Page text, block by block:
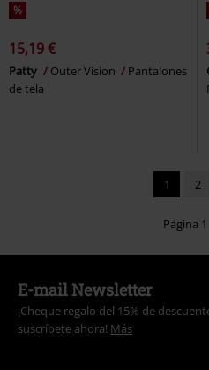
%
15,19 €
Patty Outer Vision
Pantalones
de tela
1 2
Página
E-mail Newsletter
¡Cheque regalo del 15% de
suscríbete ahora! Más